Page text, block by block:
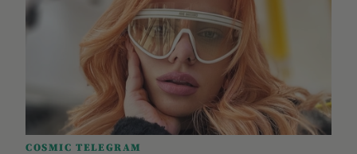
COSMIC TELEGRAM